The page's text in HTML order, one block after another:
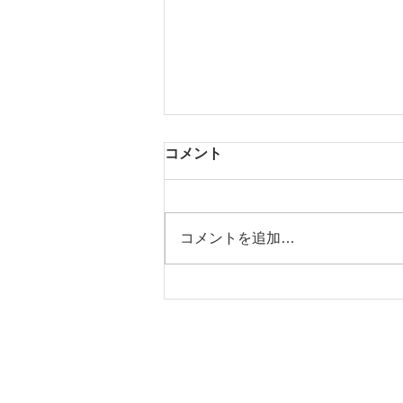
梅PLAN＊
コメント
コメントを追加…